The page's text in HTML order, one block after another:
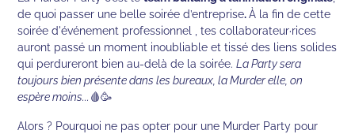
de quoi passer une belle soirée d’entreprise.À la fin de cette
soirée d'événement professionnel , tes collaborateur·rices
auront passé un moment inoubliable et tissé des liens solides
qui perdureront bien au-delà de la soirée.La Party sera
toujours bien présente dans les bureaux, la Murder elle, on
espère moins... 🩸🥳
Alors ? Pourquoi ne pas opter pour une Murder Party pour